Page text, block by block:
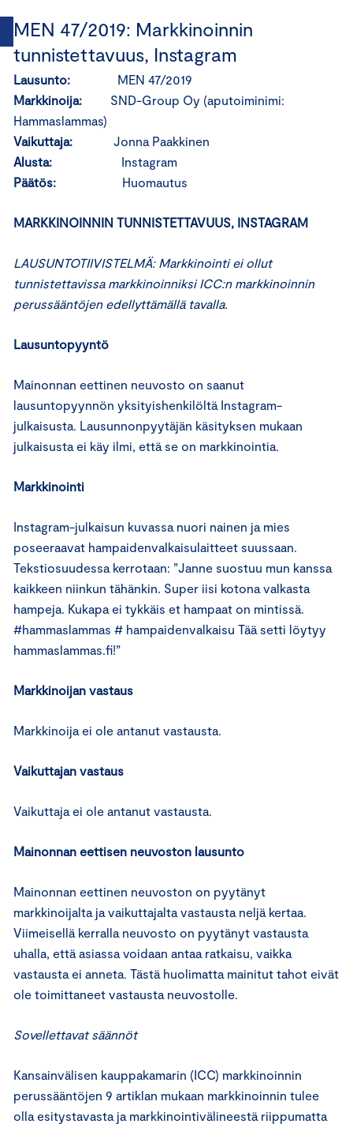
MEN 47/2019: Markkinoinnin
tunnistettavuus, Instagram
Lausunto: MEN 47/2019
Markkinoija: SND-Group Oy (aputoiminimi:
Hammaslammas)
Vaikuttaja: Jonna Paakkinen
Alusta: Instagram
Päätös: Huomautus
MARKKINOINNIN TUNNISTETTAVUUS, INSTAGRAM
LAUSUNTOTIIVISTELMÄ: Markkinointi ei ollut
tunnistettavissa markkinoinniksi ICC:n markkinoinnin
perussääntöjen edellyttämällä tavalla.
Lausuntopyyntö
Mainonnan eettinen neuvosto on saanut
lausuntopyynnön yksityishenkilöltä Instagram-
julkaisusta. Lausunnonpyytäjän käsityksen mukaan
julkaisusta ei käy ilmi, että se on markkinointia.
Markkinointi
Instagram-julkaisun kuvassa nuori nainen ja mies
poseeraavat hampaidenvalkaisulaitteet suussaan.
Tekstiosuudessa kerrotaan: ”Janne suostuu mun kanssa
kaikkeen niinkun tähänkin. Super iisi kotona valkasta
hampeja. Kukapa ei tykkäis et hampaat on mintissä.
#hammaslammas # hampaidenvalkaisu Tää setti löytyy
hammaslammas.fi!”
Markkinoijan vastaus
Markkinoija ei ole antanut vastausta.
Vaikuttajan vastaus
Vaikuttaja ei ole antanut vastausta.
Mainonnan eettisen neuvoston lausunto
Mainonnan eettinen neuvoston on pyytänyt
markkinoijalta ja vaikuttajalta vastausta neljä kertaa.
Viimeisellä kerralla neuvosto on pyytänyt vastausta
uhalla, että asiassa voidaan antaa ratkaisu, vaikka
vastausta ei anneta. Tästä huolimatta mainitut tahot eivät
ole toimittaneet vastausta neuvostolle.
Sovellettavat säännöt
Kansainvälisen kauppakamarin (ICC) markkinoinnin
perussääntöjen 9 artiklan mukaan markkinoinnin tulee
olla esitystavasta ja markkinointivälineestä riippumatta